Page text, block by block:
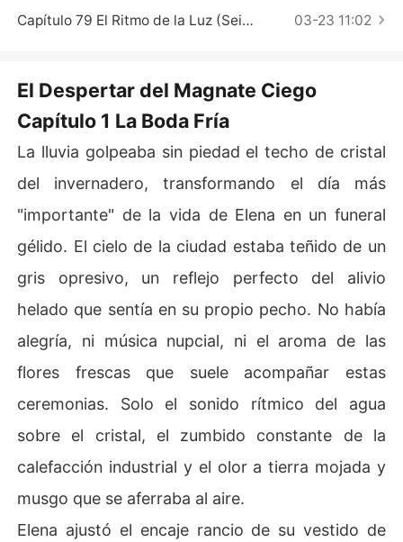
Para que la sinopsis sea efectiva en esa app, debe ser i
Aquí tienes una propuesta de sinopsis estructurada par
a captar atención inmediata:
Título sugerido: El Despertar del Magnate Ciego
Subtítulo: Me odió en la oscuridad, me buscará en la lu
Sinopsis
que mi familia compró para cuidarme como a un perro".
más temido del imperio financiero, la noche en que Ele
na entró a su habitación como su esposa. Tras un accid
ente que le robó la vista y la lealtad de su prometida, A
drián se convirtió en un monstruo de hielo que descarg
aba su furia contra la única persona que se quedó a su l
ado: Elena, la hija ilegítima de una familia en quiebra, ob
ligada a casarse con él para salvar a su padre.
Durante dos años, Elena fue sus ojos, su enfermera y su
paño de lágrimas en secreto, soportando humillaciones
Capítulo 79 El Ritmo de la Luz (Seis Meses Después) 03-23 11:02
El Despertar del Magnate Ciego
Capítulo 1 La Boda Fría
La lluvia golpeaba sin piedad el techo de cristal
del invernadero, transformando el día más
"importante" de la vida de Elena en un funeral
gélido. El cielo de la ciudad estaba teñido de un
gris opresivo, un reflejo perfecto del alivio
helado que sentía en su propio pecho. No había
alegría, ni música nupcial, ni el aroma de las
flores frescas que suele acompañar estas
ceremonias. Solo el sonido rítmico del agua
sobre el cristal, el zumbido constante de la
calefacción industrial y el olor a tierra mojada y
musgo que se aferraba al aire.
Elena ajustó el encaje rancio de su vestido de